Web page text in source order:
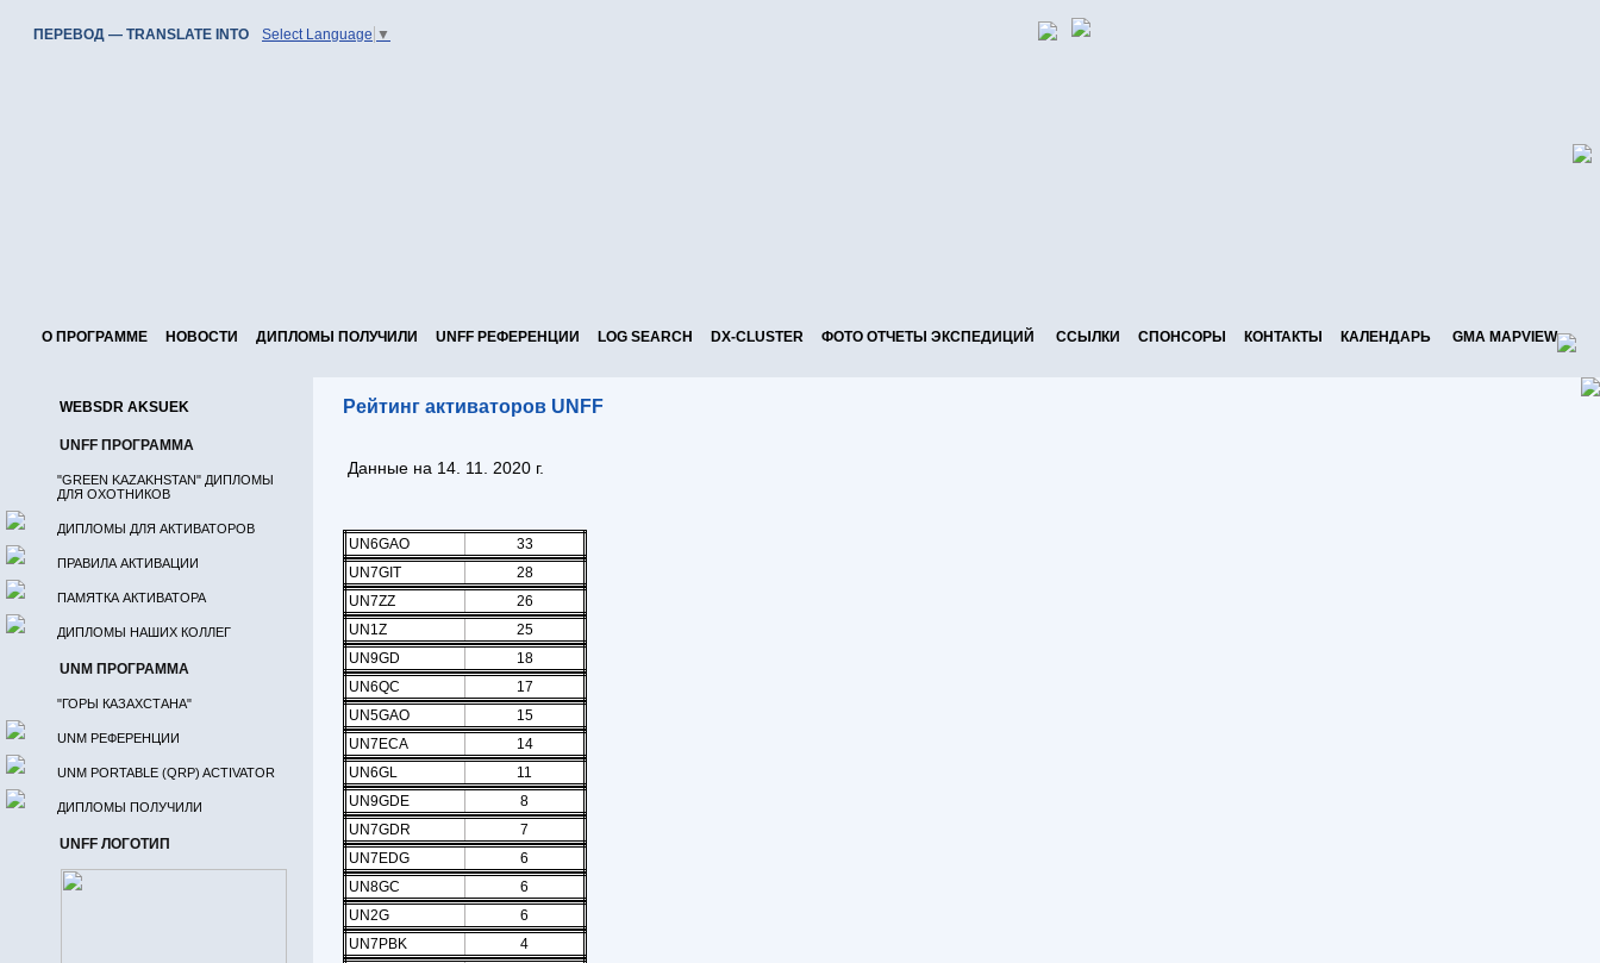
ПЕРЕВОД — TRANSLATE INTO Select Language ▼
О ПРОГРАММЕ НОВОСТИ ДИПЛОМЫ ПОЛУЧИЛИ UNFF РЕФЕРЕНЦИИ LOG SEARCH DX-CLUSTER ФОТО ОТЧЕТЫ ЭКСПЕДИЦИЙ ССЫЛКИ СПОНСОРЫ КОНТАКТЫ КАЛЕНДАРЬ GMA MAPVIEW
WEBSDR AKSUEK
UNFF ПРОГРАММА
"GREEN KAZAKHSTAN" ДИПЛОМЫ
ДЛЯ ОХОТНИКОВ
ДИПЛОМЫ ДЛЯ АКТИВАТОРОВ
ПРАВИЛА АКТИВАЦИИ
ПАМЯТКА АКТИВАТОРА
ДИПЛОМЫ НАШИХ КОЛЛЕГ
UNM ПРОГРАММА
"ГОРЫ КАЗАХСТАНА"
UNM РЕФЕРЕНЦИИ
UNM PORTABLE (QRP) ACTIVATOR
ДИПЛОМЫ ПОЛУЧИЛИ
UNFF ЛОГОТИП
Рейтинг активаторов UNFF
Данные на 14. 11. 2020 г.
UN6GAO
33
UN7GIT
28
UN7ZZ
26
UN1Z
25
UN9GD
18
UN6QC
17
UN5GAO
15
UN7ECA
14
UN6GL
11
UN9GDE
8
UN7GDR
7
UN7EDG
6
UN8GC
6
UN2G
6
UN7PBK
4